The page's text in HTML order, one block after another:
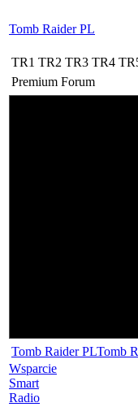
Tomb Raider PL
TR1 TR2 TR3 TR4
Premium Forum
Tomb Raider PLTomb
Wsparcie
Smart
Radio